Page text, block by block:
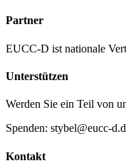
Partner
EUCC-D ist nationale
Unterstützen
Werden Sie ein Teil von
Spenden: stybel@eucc-
Kontakt